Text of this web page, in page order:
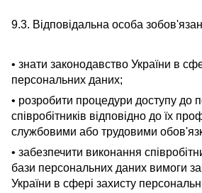
9.3. Відповідальна особа
• знати законодавство України в
персональних даних;
• розробити процедури доступу до
співробітників відповідно до їх
службовими або трудовими
• забезпечити виконання
бази персональних даних вимоги
України в сфері захисту